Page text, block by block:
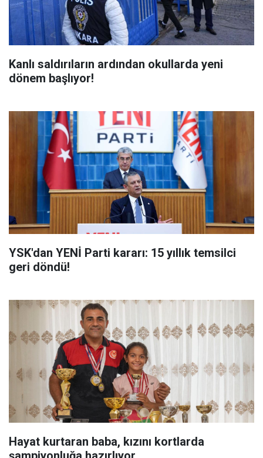
Kanlı saldırıların ardından okullarda yeni
dönem başlıyor!
YSK'dan YENİ Parti kararı: 15 yıllık temsilci
geri döndü!
Hayat kurtaran baba, kızını kortlarda